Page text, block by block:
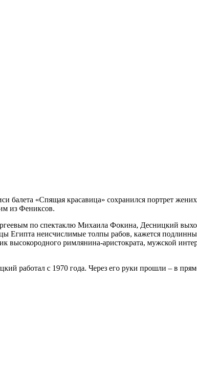
балета «Спящая красавица» сохранился портрет
из Фениксов.
по спектаклю Михаила Фокина, Десницкий
неисчислимые толпы рабов, кажется
высокородного римлянина-аристократа, мужской
работал с 1970 года. Через его руки прошли – в